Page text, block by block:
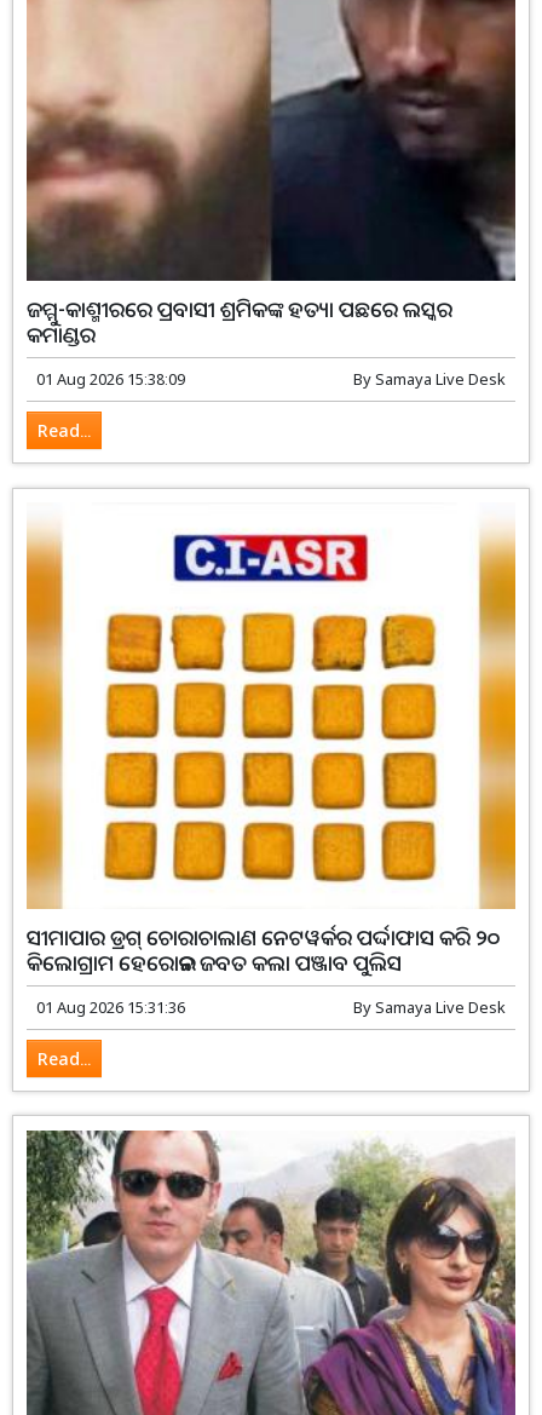
ଜମ୍ମୁ-କାଶ୍ମୀରରେ ପ୍ରବାସୀ ଶ୍ରମିକଙ୍କ ହତ୍ୟା ପଛରେ ଲସ୍କର
କମାଣ୍ଡର
01 Aug 2026 15:38:09 BySamaya Live Desk
Read...
ସୀମାପାର ଡ୍ରଗ୍ ଚୋରାଚାଲାଣ ନେଟୱର୍କର ପର୍ଦ୍ଦାଫାସ କରି ୨୦
କିଲୋଗ୍ରାମ ହେରୋଇନ ଜବତ କଲା ପଞ୍ଜାବ ପୁଲିସ
01 Aug 2026 15:31:36 BySamaya Live Desk
Read...